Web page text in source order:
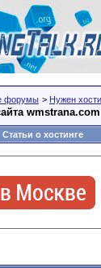
форумы > Нужен
wmstrana.com
Статьи о хостинге